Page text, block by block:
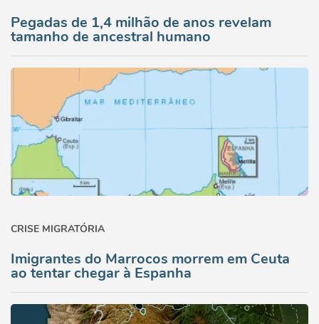
Pegadas de 1,4 milhão de anos revelam
tamanho de ancestral humano
CRISE MIGRATÓRIA
Imigrantes do Marrocos morrem em Ceuta
ao tentar chegar à Espanha